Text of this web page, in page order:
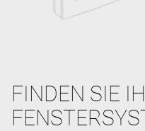
FINDEN SIE